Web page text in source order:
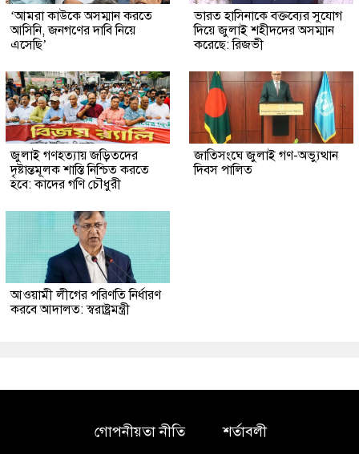
‘আমরা কাউকে অসম্মান করতে
আসিনি, জনগণের দাবি নিয়ে
এসেছি’
ভারত হাসিনাকে বক্তব্যের সুযোগ
দিয়ে জুলাই শহীদদের অসম্মান
করেছে: রিজভী
জুলাই গণহত্যায় জড়িতদের
দৃষ্টান্তমূলক শাস্তি নিশ্চিত করতে
হবে: কাদের গণি চৌধুরী
জাতিসংঘে জুলাই গণ-অভ্যুত্থান
দিবস পালিত
আওয়ামী লীগের পরিণতি নির্ধারণ
করবে আদালত: স্বরাষ্ট্রমন্ত্রী
গোপনীয়তা নীতি শর্তাবলী